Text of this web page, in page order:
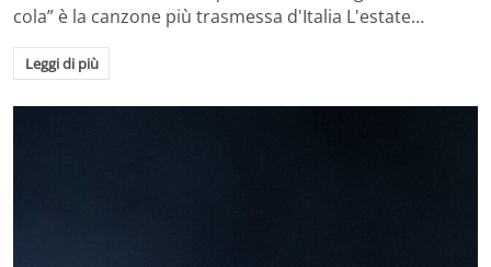
cola” è la canzone più trasmessa d'Italia L'estate…
Leggi di più